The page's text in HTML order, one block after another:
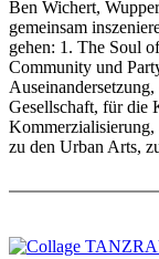
Ben Wichert,
gemeinsam
gehen: 1. The Soul
Community und
Gesellschaft, für die
Kommerzialisierung,
zu den Urban Arts,